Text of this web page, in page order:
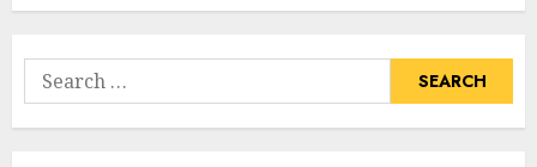
Tumbuhan
Search
for: